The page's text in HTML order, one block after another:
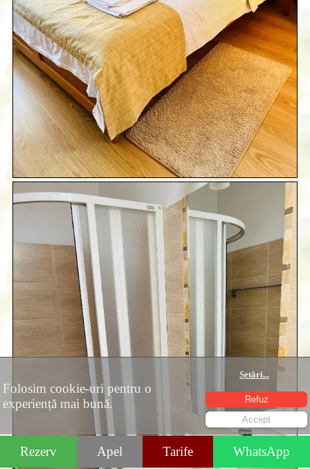
Rezerv Apel Tarife WhatsApp
Folosim cookie-uri pentru o
experiență mai bună.
Setări...
Refuz
Accept